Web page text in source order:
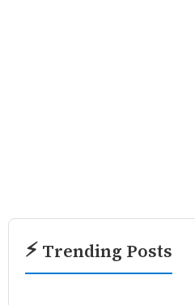
⚡ Trending Posts